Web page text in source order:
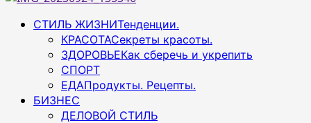
Основное
СТИЛЬ ЖИЗНИТенденции.
КРАСОТАСекреты красоты.
ЗДОРОВЬЕКак сберечь и укрепить
СПОРТ
ЕДАПродукты. Рецепты.
БИЗНЕС
ДЕЛОВОЙ СТИЛЬ